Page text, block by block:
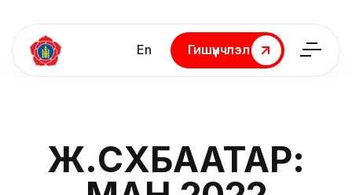
En
Гишүүнчлэл
Гишүүнчлэл
Ж.СҮХБААТАР: